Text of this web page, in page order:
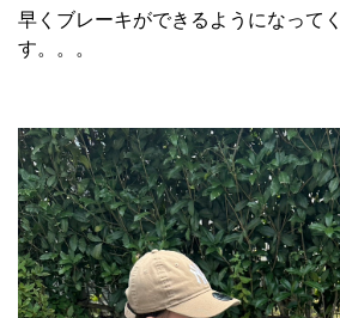
早くブレーキができるようになって
す。。。